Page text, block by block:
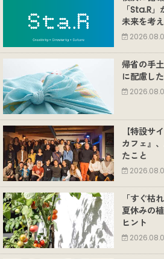
「Sta.R
未来を考
帰省の手
に配慮し
【特設サ
カフェ』
たこと
「すぐ枯
夏休みの
ヒント